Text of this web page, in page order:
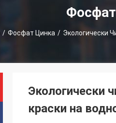
Страница
/ Фосфат Цинка / Экологически
Экологически
краски на